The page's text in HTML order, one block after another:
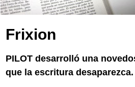
Frixion
PILOT desarrolló una
que la escritura desaparezca.